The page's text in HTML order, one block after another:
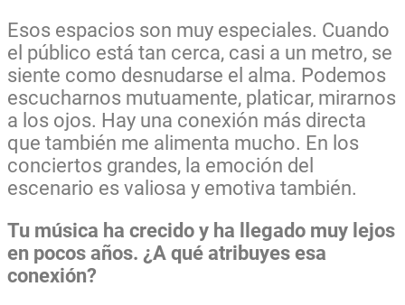
Esos espacios son muy especiales. Cuando
el público está tan cerca, casi a un metro, se
siente como desnudarse el alma. Podemos
escucharnos mutuamente, platicar, mirarnos
a los ojos. Hay una conexión más directa
que también me alimenta mucho. En los
conciertos grandes, la emoción del
escenario es valiosa y emotiva también.
Tu música ha crecido y ha llegado muy lejos
en pocos años. ¿A qué atribuyes esa
conexión?